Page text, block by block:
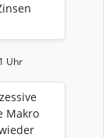
Uhr
Makro